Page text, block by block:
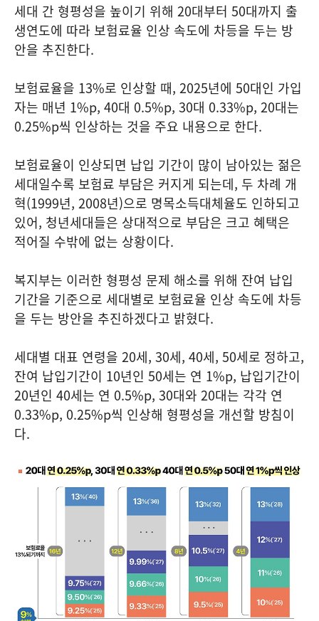
세대 간 형평성을 높이기 위해 20대부터 50대까지 출
생연도에 따라 보험료율 인상 속도에 차등을 두는 방
안을 추진한다.
보험료율을 13%로 인상할 때, 2025년에 50대인 가입
자는 매년 1%p, 40대 0.5%p, 30대 0.33%p, 20대는
0.25%p씩 인상하는 것을 주요 내용으로 한다.
보험료율이 인상되면 납입 기간이 많이 남아있는 젊은
세대일수록 보험료 부담은 커지게 되는데, 두 차례 개
혁(1999년, 2008년)으로 명목소득대체율도 인하되고
있어, 청년세대들은 상대적으로 부담은 크고 혜택은
적어질 수밖에 없는 상황이다.
복지부는 이러한 형평성 문제 해소를 위해 잔여 납입
기간을 기준으로 세대별로 보험료율 인상 속도에 차등
을 두는 방안을 추진하겠다고 밝혔다.
세대별 대표 연령을 20세, 30세, 40세, 50세로 정하고,
잔여 납입기간이 10년인 50세는 연 1%p, 납입기간이
20년인 40세는 연 0.5%p, 30대와 20대는 각각 연
0.33%p, 0.25%p씩 인상해 형평성을 개선할 방침이
다.